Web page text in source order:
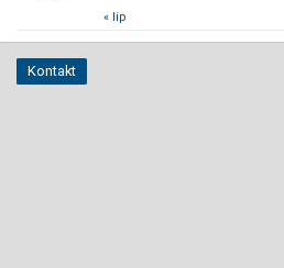
« lip
Kontakt